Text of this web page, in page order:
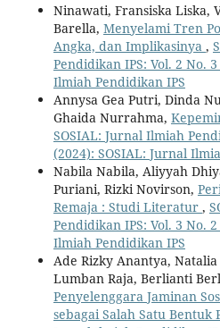
Ninawati, Fransiska Liska,
Barella, Menyelami Tren
Angka, dan Implikasinya ,
Pendidikan IPS: Vol. 2 No.
Ilmiah Pendidikan IPS
Annysa Gea Putri, Dinda
Ghaida Nurrahma,
SOSIAL: Jurnal Ilmiah
(2024): SOSIAL: Jurnal
Nabila Nabila, Aliyyah
Puriani, Rizki Novirson,
Remaja : Studi Literatur ,
Pendidikan IPS: Vol. 3 No.
Ilmiah Pendidikan IPS
Ade Rizky Anantya,
Lumban Raja, Berlianti
Penyelenggara Jaminan
sebagai Salah Satu Bentuk